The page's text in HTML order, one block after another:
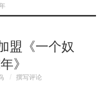
盟《一个奴
》
撰写评论